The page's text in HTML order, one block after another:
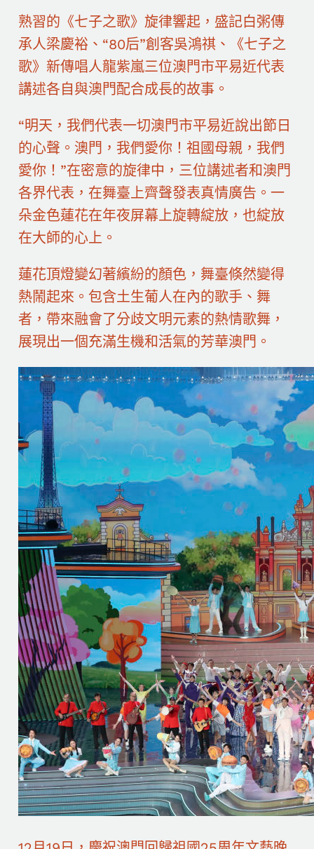
熟習的《七子之歌》旋律響起，盛記白粥傳
承人梁慶裕、“80后”創客吳鴻祺、《七子之
歌》新傳唱人龍紫嵐三位澳門市平易近代表
講述各自與澳門配合成長的故事。
“明天，我們代表一切澳門市平易近說出節日
的心聲。澳門，我們愛你！祖國母親，我們
愛你！”在密意的旋律中，三位講述者和澳門
各界代表，在舞臺上齊聲發表真情廣告。一
朵金色蓮花在年夜屏幕上旋轉綻放，也綻放
在大師的心上。
蓮花頂燈變幻著繽紛的顏色，舞臺倏然變得
熱鬧起來。包含土生葡人在內的歌手、舞
者，帶來融會了分歧文明元素的熱情歌舞，
展現出一個充滿生機和活氣的芳華澳門。